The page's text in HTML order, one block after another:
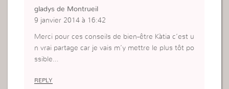
gladys de Montrueil
9 janvier 2014 à 16:42
Merci pour ces conseils de bien-être Kàtia c’est u
n vrai partage car je vais m’y mettre le plus tôt po
ssible…
REPLY